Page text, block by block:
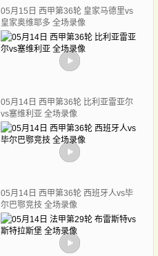
05月15日 西甲第36轮 皇家马德里vs
皇家奥维耶多 全场录像
05月14日 西甲第36轮 比利亚雷亚尔
vs塞维利亚 全场录像
05月14日 西甲第36轮 西班牙人vs毕
尔巴鄂竞技 全场录像